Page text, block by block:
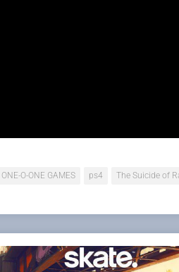
en commentaire.
ONE-O-ONE GAMES ps4 The Suicide of